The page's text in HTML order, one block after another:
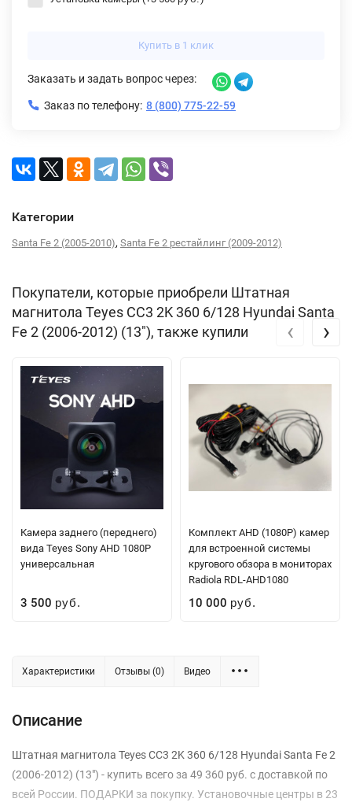
Купить в 1 клик
Заказать и задать вопрос через:
Заказ по телефону: 8 (800) 775-22-59
Категории
Santa Fe 2 (2005-2010), Santa Fe 2 рестайлинг (2009-2012)
Покупатели, которые приобрели Штатная
магнитола Teyes CC3 2K 360 6/128 Hyundai Santa
Fe 2 (2006-2012) (13"), также купили
Камера заднего (переднего)
вида Teyes Sony AHD 1080P
универсальная
3 500 руб.
Комплект AHD (1080P) камер
для встроенной системы
кругового обзора в мониторах
Radiola RDL-AHD1080
10 000 руб.
‹ ›
Характеристики Отзывы (0) Видео
Описание
Штатная магнитола Teyes CC3 2K 360 6/128 Hyundai Santa Fe 2
(2006-2012) (13") - купить всего за 49 360 руб. с доставкой по
всей России. ПОДАРКИ за покупку. Установочные центры в 23